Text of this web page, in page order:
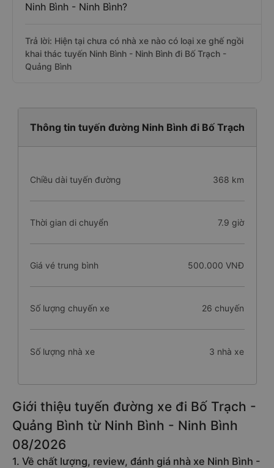
Ninh Bình - Ninh Bình?
Trả lời: Hiện tại chưa có nhà xe nào có loại xe ghế ngồi
khai thác tuyến Ninh Bình - Ninh Bình đi Bố Trạch -
Quảng Bình
Thông tin tuyến đường Ninh Bình đi Bố Trạch
Chiều dài tuyến đường 368 km
Thời gian di chuyển 7.9 giờ
Giá vé trung bình 500.000 VNĐ
Số lượng chuyến xe 26 chuyến
Số lượng nhà xe 3 nhà xe
Giới thiệu tuyến đường xe đi Bố Trạch -
Quảng Bình từ Ninh Bình - Ninh Bình
08/2026
1. Về chất lượng, review, đánh giá nhà xe Ninh Bình -